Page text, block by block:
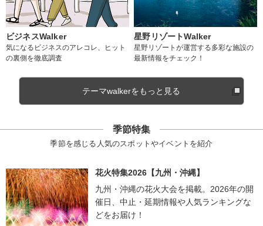
ビジネスWalker
気になるビジネスのアレコレ、ヒット
の裏側を徹底調査
星野リゾートWalker
星野リゾートが運営する多彩な施設の
最新情報をチェック！
テーマwalkerをもっと見る
季節特集
季節を感じる人気のスポットやイベントを紹介
花火特集2026【九州・沖縄】
九州・沖縄の花火大会を掲載。2026年の開
催日、中止・延期情報や人気ランキングな
どをお届け！